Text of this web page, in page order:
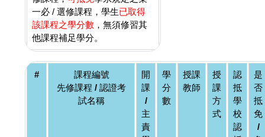
一必 / 選修課程，學生已取得
該課程之學分數 ，無須修習其
他課程補足學分。
#
課程編號
先修課程 / 認證考
試名稱
開
課
/
主
責
學
分
數
授課
教師
授
課
方
式
認
抵
學
校
認
是
否
抵
免
/